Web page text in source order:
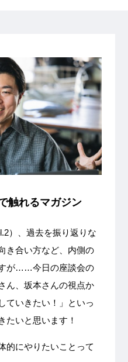
触れるマガジン
）、過去を振り返りな
き合い方など、内側の
が……今日の座談会の
ん、坂本さんの視点か
ていきたい！」といっ
たいと思います！
的にやりたいことって